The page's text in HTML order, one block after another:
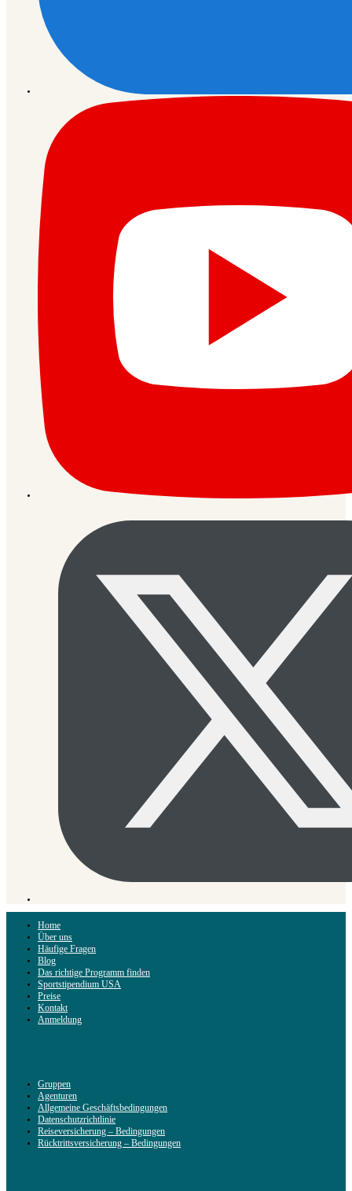
Home
Über uns
Häufige Fragen
Blog
Das richtige Programm finden
Sportstipendium USA
Preise
Kontakt
Anmeldung
Gruppen
Agenturen
Allgemeine Geschäftsbedingungen
Datenschutzrichtlinie
Reiseversicherung – Bedingungen
Rücktrittsversicherung – Bedingungen